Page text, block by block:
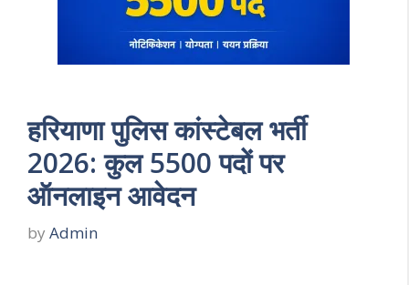
हरियाणा पुलिस कांस्टेबल भर्ती
2026: कुल 5500 पदों पर
ऑनलाइन आवेदन
by Admin